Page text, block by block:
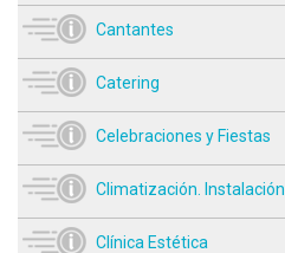
Cantantes
Catering
Celebraciones y Fiestas
Climatización. Instalación
Clínica Estética